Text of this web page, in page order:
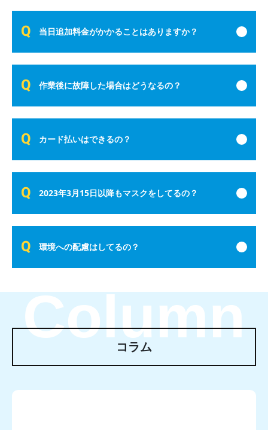
当日追加料金がかかることはありますか？
作業後に故障した場合はどうなるの？
カード払いはできるの？
2023年3月15日以降もマスクをしてるの？
環境への配慮はしてるの？
コラム
Column